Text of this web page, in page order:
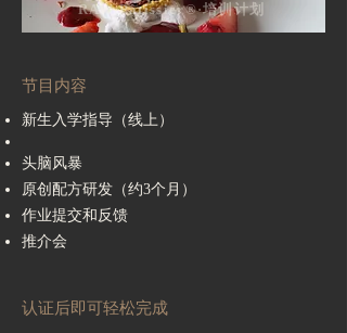
RAW Pâtissier®·培训计划
节目内容
新生入学指导（线上）
头脑风暴
原创配方研发（约3个月）
作业提交和反馈
推介会
认证后即可轻松完成